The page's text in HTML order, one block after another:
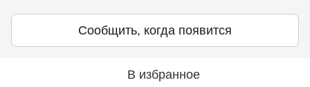
Сообщить, когда появится
В избранное